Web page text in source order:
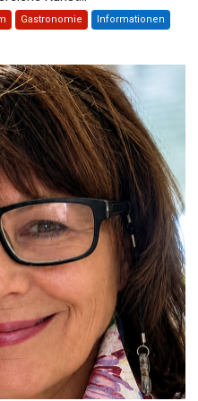
Gastronomie Informationen